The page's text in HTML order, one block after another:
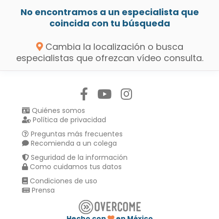
No encontramos a un especialista que
coincida con tu búsqueda
Cambia la localización o busca
especialistas que ofrezcan vídeo consulta.
Quiénes somos
Política de privacidad
Preguntas más frecuentes
Recomienda a un colega
Seguridad de la información
Como cuidamos tus datos
Condiciones de uso
Prensa